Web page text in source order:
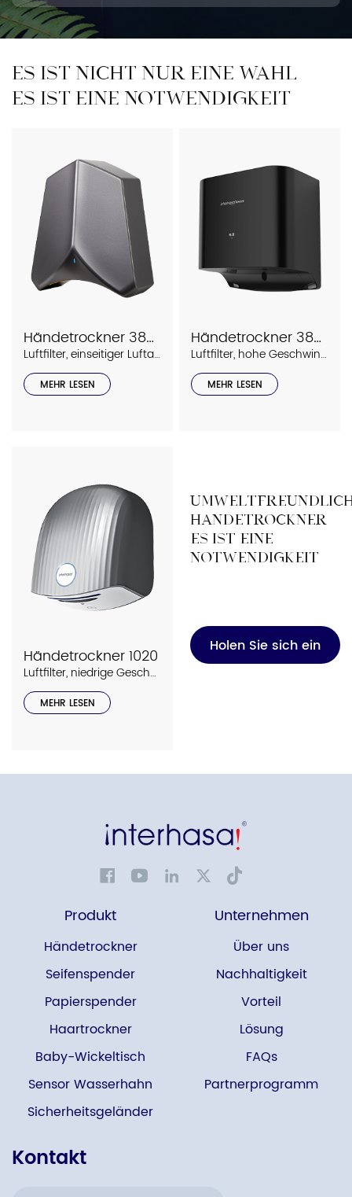
ES IST NICHT NUR EINE WAHL
Es ist eine Notwendigkeit
Händetrockner 3890
Luftfilter, einseitiger Luftauslass
MEHR LESEN
Händetrockner 3868
Luftfilter, hohe Geschwindigkeit
MEHR LESEN
Händetrockner 1020
Luftfilter, niedrige Geschwindigkeit
MEHR LESEN
Händetrockner
Es ist eine
Notwendigkeit
Holen Sie sich ein
Produkt
Händetrockner
Seifenspender
Papierspender
Haartrockner
Baby-Wickeltisch
Sensor Wasserhahn
Sicherheitsgeländer
Unternehmen
Über uns
Nachhaltigkeit
Vorteil
Lösung
FAQs
Partnerprogramm
Kontakt